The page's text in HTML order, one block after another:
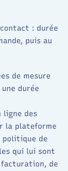
: durée
puis au
de mesure
durée
ligne des
la plateforme
politique de
qui lui sont
facturation, de